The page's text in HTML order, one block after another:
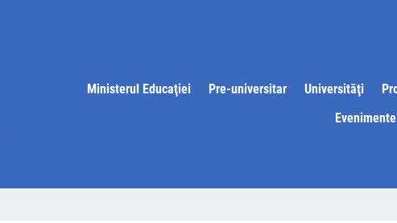
Ministerul Educaţiei Pre-universitar Universităţi
Evenimente